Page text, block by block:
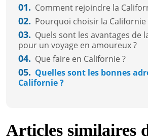
01. Comment rejoindre la
02. Pourquoi choisir la Californie
03. Quels sont les avantages de
pour un voyage en amoureux ?
04. Que faire en Californie ?
05. Quelles sont les bonnes
Californie ?
Articles similaires